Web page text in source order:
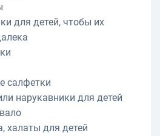
для детей, чтобы их
салфетки
нарукавники для детей
халаты для детей